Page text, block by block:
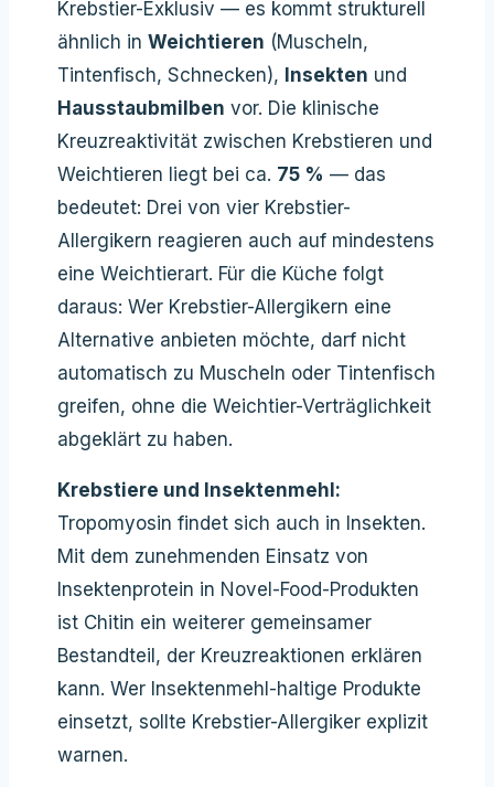
Krebstier-Exklusiv — es kommt strukturell
ähnlich in Weichtieren (Muscheln,
Tintenfisch, Schnecken), Insekten und
Hausstaubmilben vor. Die klinische
Kreuzreaktivität zwischen Krebstieren und
Weichtieren liegt bei ca. 75 % — das
bedeutet: Drei von vier Krebstier-
Allergikern reagieren auch auf mindestens
eine Weichtierart. Für die Küche folgt
daraus: Wer Krebstier-Allergikern eine
Alternative anbieten möchte, darf nicht
automatisch zu Muscheln oder Tintenfisch
greifen, ohne die Weichtier-Verträglichkeit
abgeklärt zu haben.
Krebstiere und Insektenmehl:
Tropomyosin findet sich auch in Insekten.
Mit dem zunehmenden Einsatz von
Insektenprotein in Novel-Food-Produkten
ist Chitin ein weiterer gemeinsamer
Bestandteil, der Kreuzreaktionen erklären
kann. Wer Insektenmehl-haltige Produkte
einsetzt, sollte Krebstier-Allergiker explizit
warnen.